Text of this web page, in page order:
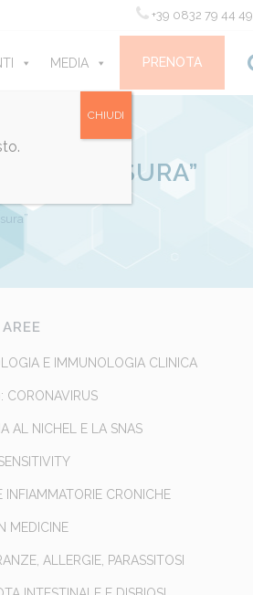
+39 0832 79 44 49
PRENOTA
MEDIA CONTATTI
MISURA”
E IMMUNOLOGIA CLINICA
CORONAVIRUS
AL NICHEL E LA SNAS
INFIAMMATORIE CRONICHE
MEDICINE
ALLERGIE, PARASSITOSI
CHIUDI